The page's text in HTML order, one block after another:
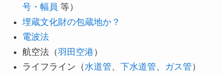
号・幅員 等）
埋蔵文化財の包蔵地か？
電波法
航空法（羽田空港 ）
ライフライン（水道管、 下水道管、 ガス管 ）